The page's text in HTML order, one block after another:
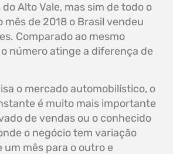
Alto Vale, mas sim de todo o
mês de 2018 o Brasil vendeu
Comparado ao mesmo
número atinge a diferença de
o mercado automobilístico, o
é muito mais importante
de vendas ou o conhecido
o negócio tem variação
mês para o outro e